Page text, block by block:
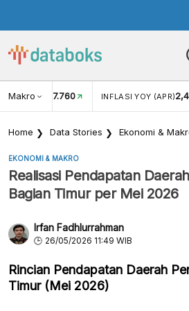
Makro
USD/IDR 17.760 INFLASI YOY (APR)
Home Data Stories Ekonomi &
EKONOMI & MAKRO
Realisasi Pendapatan
Bagian Timur per Mei 2026
Irfan Fadhlurrahman
26/05/2026 11:49 WIB
Rincian Pendapatan Daerah
Timur (Mei 2026)